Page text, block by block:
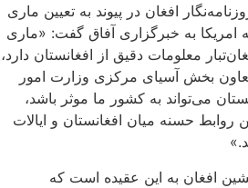
افغان در پیوند به تعیین ماری
امریکا به خبرگزاری آفاق گفت: «ماری
معلومات دقیق از افغانستان دارد،
بخش آسیای مرکزی وزارت امور
می‌تواند به کشور ما موثر باشد،
روابط حسنه میان افغانستان و ایالات
افغان به این عقیده است که